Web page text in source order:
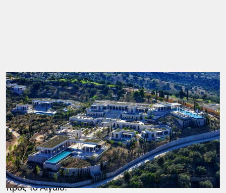
Οι εγκαταστάσεις ευεξίας καταλαμβάνουν περίπου
650 τετραγωνικά μέτρα. Το ιδιωτικό spa περιλαμβάνει
διπλή αίθουσα θεραπειών, ειδικό waterbed treatment
room, ατμόλουτρο, χαμάμ, τζακούζι, πισίνα ψυχρού
νερού και εσωτερική θερμαινόμενη πισίνα μήκους 15
μέτρων. Το γυμναστήριο είναι εξοπλισμένο με
μηχανήματα Technogym, ενώ εξωτερικές εξέδρες
yoga και άθλησης αξιοποιούν στο έπακρο τη θέα
προς το Αιγαίο.